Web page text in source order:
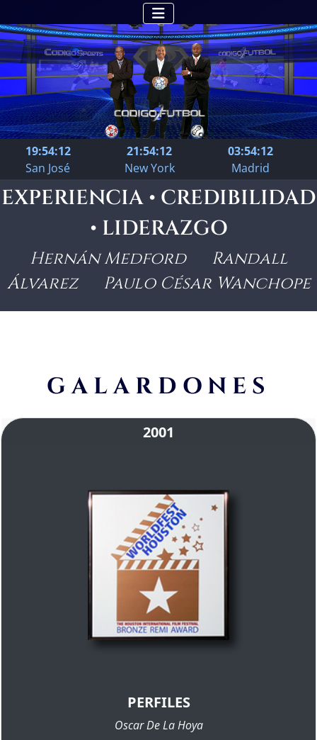
19:54:13
San José
21:54:13
New York
03:54:13
Madrid
EXPERIENCIA • CREDIBILIDAD
• LIDERAZGO
Hernán Medford Randall
Álvarez Paulo César Wanchope
GALARDONES
2001
PERFILES
Oscar De La Hoya